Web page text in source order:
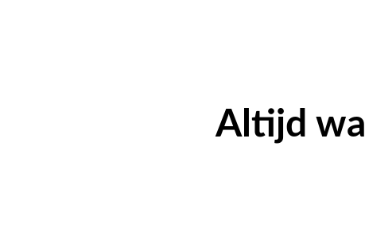
Altijd